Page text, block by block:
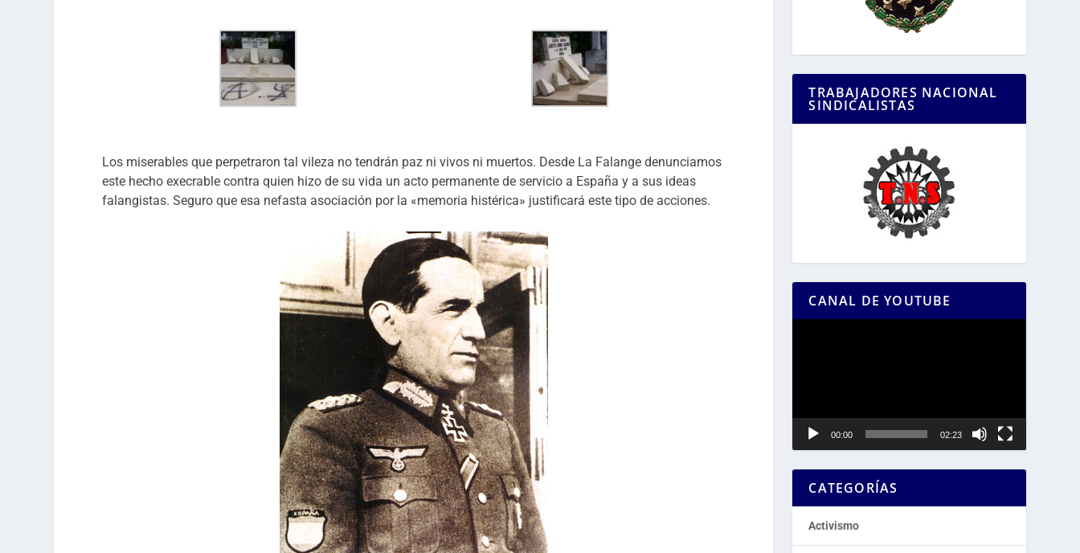
Los miserables que perpetraron tal vileza no tendrán paz ni vivos ni muertos. Desde La Falange denunciamos
este hecho execrable contra quien hizo de su vida un acto permanente de servicio a España y a sus ideas
falangistas. Seguro que esa nefasta asociación por la «memoria histérica» justificará este tipo de acciones.
TRABAJADORES NACIONAL
SINDICALISTAS
CANAL DE YOUTUBE
00:00 02:23
CATEGORÍAS
Activismo